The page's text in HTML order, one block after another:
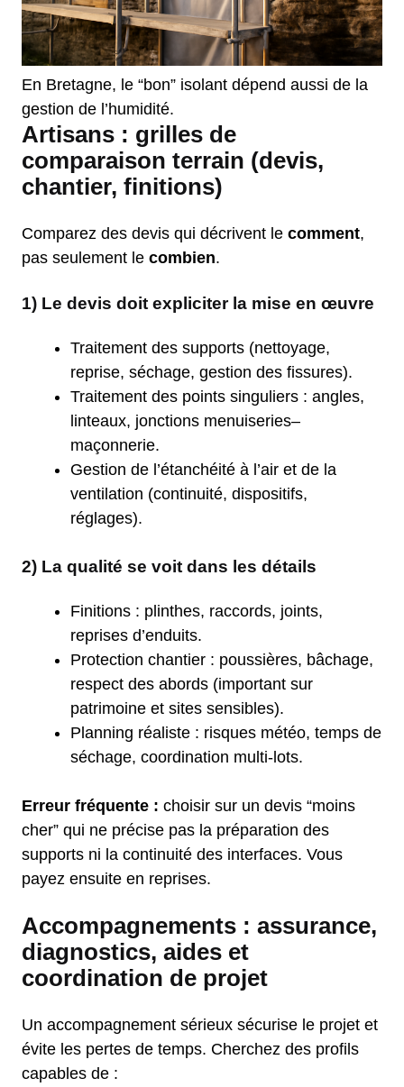
En Bretagne, le “bon” isolant dépend aussi de la
gestion de l’humidité.
Artisans : grilles de
comparaison terrain (devis,
chantier, finitions)
Comparez des devis qui décrivent le comment,
pas seulement le combien.
1) Le devis doit expliciter la mise en œuvre
Traitement des supports (nettoyage,
reprise, séchage, gestion des fissures).
Traitement des points singuliers : angles,
linteaux, jonctions menuiseries–
maçonnerie.
Gestion de l’étanchéité à l’air et de la
ventilation (continuité, dispositifs,
réglages).
2) La qualité se voit dans les détails
Finitions : plinthes, raccords, joints,
reprises d’enduits.
Protection chantier : poussières, bâchage,
respect des abords (important sur
patrimoine et sites sensibles).
Planning réaliste : risques météo, temps de
séchage, coordination multi-lots.
Erreur fréquente : choisir sur un devis “moins
cher” qui ne précise pas la préparation des
supports ni la continuité des interfaces. Vous
payez ensuite en reprises.
Accompagnements : assurance,
diagnostics, aides et
coordination de projet
Un accompagnement sérieux sécurise le projet et
évite les pertes de temps. Cherchez des profils
capables de :